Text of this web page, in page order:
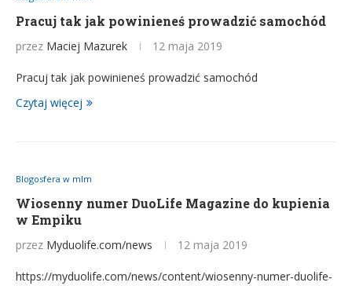
Pracuj tak jak powinieneś prowadzić samochód
przez Maciej Mazurek 12 maja 2019
Pracuj tak jak powinieneś prowadzić samochód
Czytaj więcej
Blogosfera w mlm
Wiosenny numer DuoLife Magazine do kupienia
w Empiku
przez Myduolife.com/news 12 maja 2019
https://myduolife.com/news/content/wiosenny-numer-duolife-